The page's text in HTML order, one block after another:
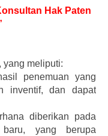
Hak Paten
yang meliputi:
penemuan yang
inventif, dan dapat
diberikan pada
yang berupa